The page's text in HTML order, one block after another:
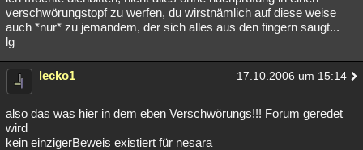
verschwörungstopf zu werfen, du wirstnämlich auf diese weise
auch *nur* zu jemandem, der sich alles aus den fingern saugt...
lg
lecko1 17.10.2006 um 15:14
also das was hier in dem eben Verschwörungs!!! Forum geredet
wird
kein einzigerBeweis existiert für nesara